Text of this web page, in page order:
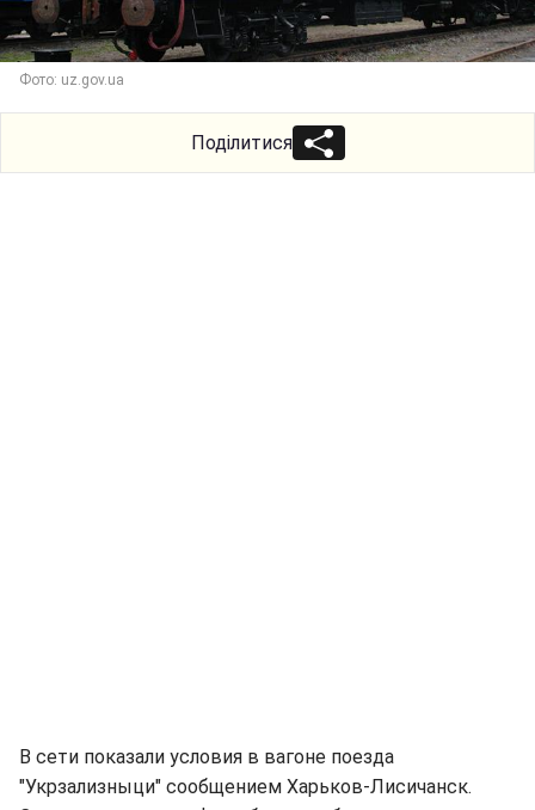
Фото: uz.gov.ua
Поділитися
В сети показали условия в вагоне поезда
"Укрзализныци" сообщением Харьков-Лисичанск.